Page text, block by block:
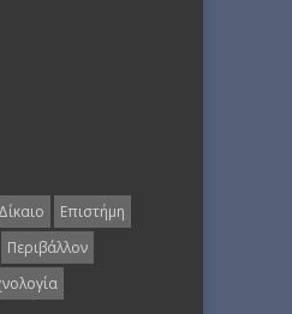
Δίκαιο
Επιστήμη
Περιβάλλον